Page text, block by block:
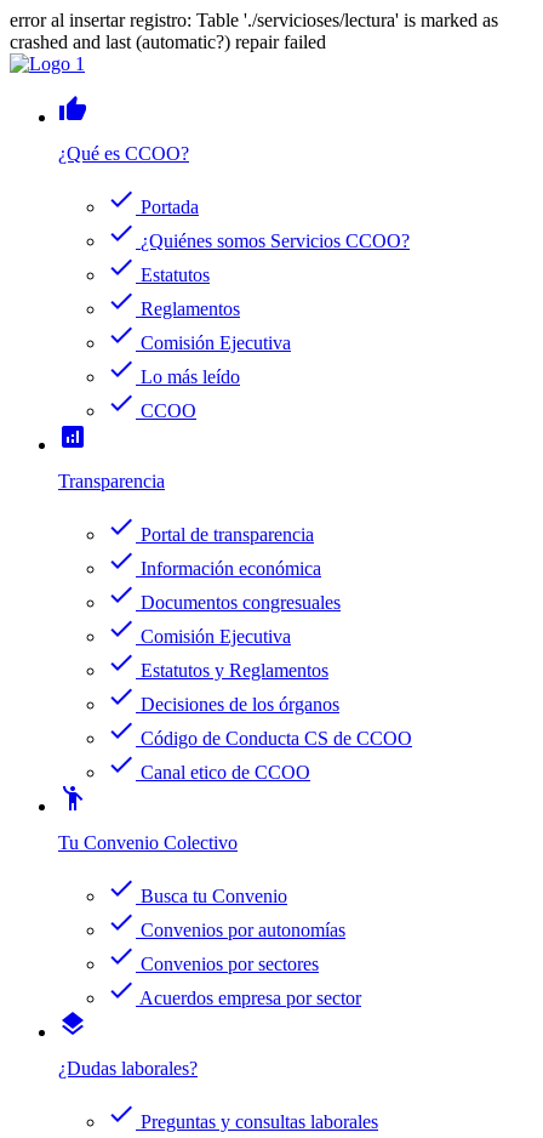
error al insertar registro: Table './servicioses/lectura' is marked as
crashed and last (automatic?) repair failed
thumb_up
¿Qué es CCOO?
check Portada
check ¿Quiénes somos Servicios CCOO?
check Estatutos
check Reglamentos
check Comisión Ejecutiva
check Lo más leído
check CCOO
analytics
Transparencia
check Portal de transparencia
check Información económica
check Documentos congresuales
check Comisión Ejecutiva
check Estatutos y Reglamentos
check Decisiones de los órganos
check Código de Conducta CS de CCOO
check Canal etico de CCOO
emoji_people
Tu Convenio Colectivo
check Busca tu Convenio
check Convenios por autonomías
check Convenios por sectores
check Acuerdos empresa por sector
layers
¿Dudas laborales?
check Preguntas y consultas laborales